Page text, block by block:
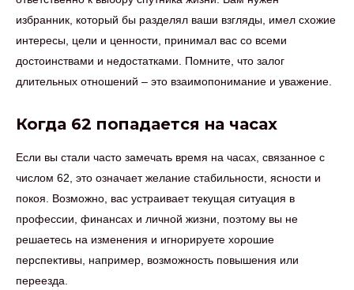
избранник, который бы разделял ваши взгляды, имел схожие
интересы, цели и ценности, принимал вас со всеми
достоинствами и недостатками. Помните, что залог
длительных отношений – это взаимопонимание и уважение.
Когда 62 попадается на часах
Если вы стали часто замечать время на часах, связанное с
числом 62, это означает желание стабильности, ясности и
покоя. Возможно, вас устраивает текущая ситуация в
профессии, финансах и личной жизни, поэтому вы не
решаетесь на изменения и игнорируете хорошие
перспективы, например, возможность повышения или
переезда.